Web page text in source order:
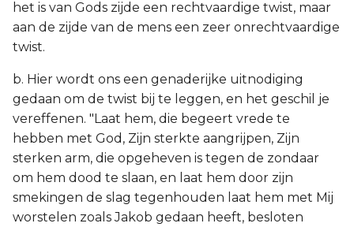
het is van Gods zijde een rechtvaardige twist, maar
aan de zijde van de mens een zeer onrechtvaardige
twist.
b. Hier wordt ons een genaderijke uitnodiging
gedaan om de twist bij te leggen, en het geschil je
vereffenen. "Laat hem, die begeert vrede te
hebben met God, Zijn sterkte aangrijpen, Zijn
sterken arm, die opgeheven is tegen de zondaar
om hem dood te slaan, en laat hem door zijn
smekingen de slag tegenhouden laat hem met Mij
worstelen zoals Jakob gedaan heeft, besloten